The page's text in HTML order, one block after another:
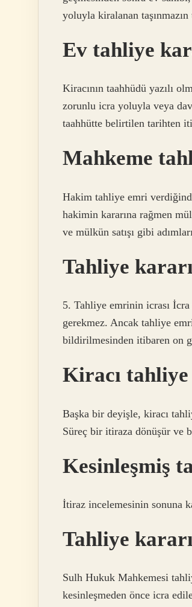
yoluyla kiralanan
Ev tahliye
Kiracının taahhüdü yazılı
zorunlu icra yoluyla veya
taahhütte belirtilen tarihten
Mahkeme
Hakim tahliye emri
hakimin kararına rağmen
ve mülkün satışı gibi
Tahliye
5. Tahliye emrinin icrası
gerekmez. Ancak tahliye
bildirilmesinden itibaren on
Kiracı tahliye
Başka bir deyişle, kiracı
Süreç bir itiraza dönüşür ve
Kesinleşmiş
İtiraz incelemesinin sonuna
Tahliye
Sulh Hukuk Mahkemesi
kesinleşmeden önce icra